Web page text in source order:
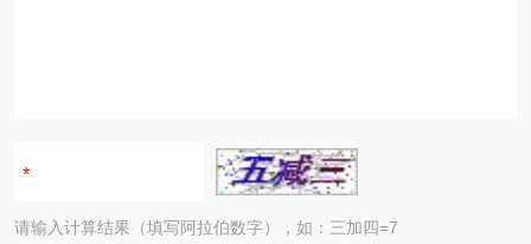
请输入计算结果（填写阿拉伯数字），如：三加四=7